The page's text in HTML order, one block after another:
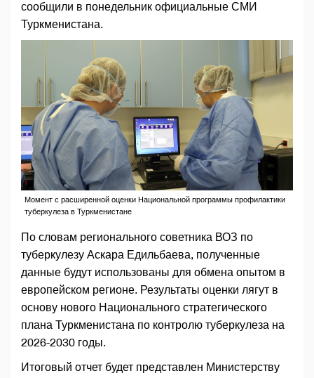
сообщили в понедельник официальные СМИ
Туркменистана.
Момент с расширенной оценки Национальной программы профилактики
туберкулеза в Туркменистане
По словам регионального советника ВОЗ по
туберкулезу Аскара Едильбаева, полученные
данные будут использованы для обмена опытом в
европейском регионе. Результаты оценки лягут в
основу нового Национального стратегического
плана Туркменистана по контролю туберкулеза на
2026-2030 годы.
Итоговый отчет будет представлен Министерству